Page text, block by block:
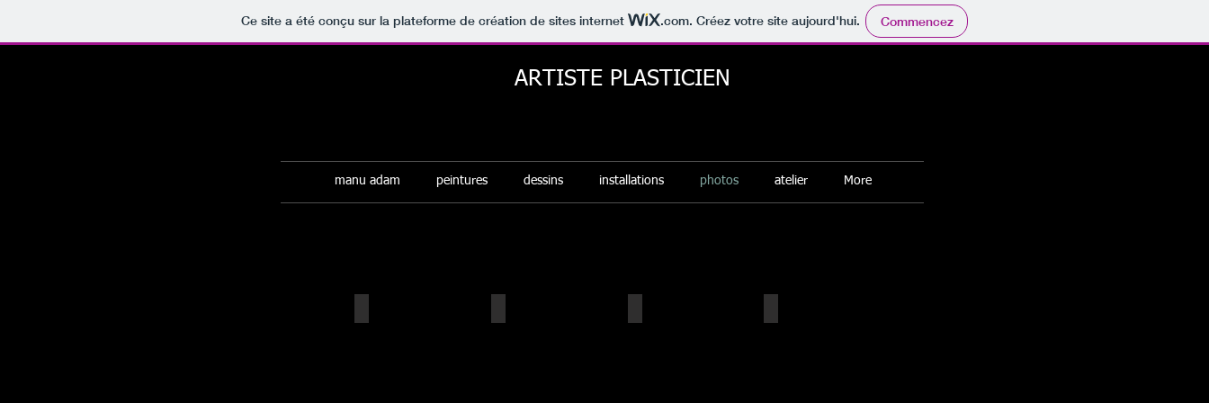
Ce site a été conçu sur la plateforme de création de sites internet .com. Créez votre site aujourd'hui. Commencez
ARTISTE PLASTICIEN
manu adam peintures dessins installations photos atelier More
Géographie - 2021 mob Le Creac'h Xfiles